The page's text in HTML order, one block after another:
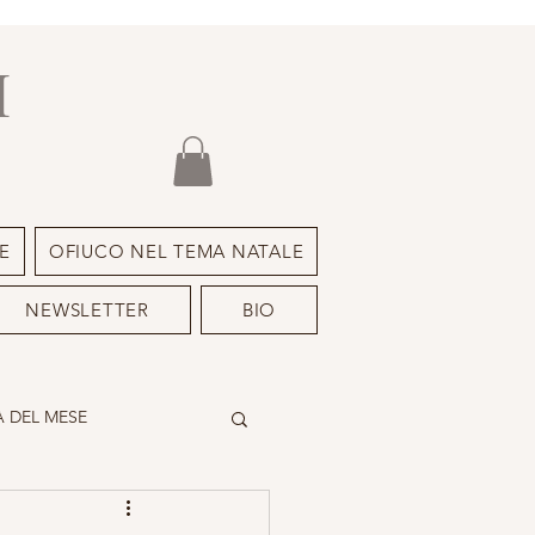
OFIUCO NEL TEMA NATALE
NEWSLETTER BIO
DEL MESE
DEIMON ISPIRATORE